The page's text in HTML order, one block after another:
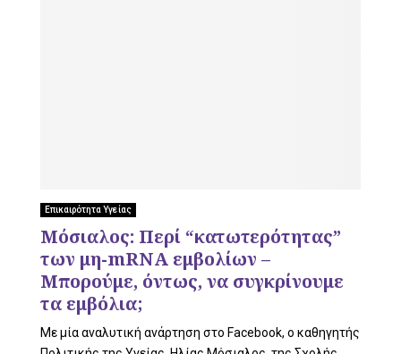
Επικαιρότητα Υγείας
Μόσιαλος: Περί “κατωτερότητας”
των μη-mRNA εμβολίων –
Μπορούμε, όντως, να συγκρίνουμε
τα εμβόλια;
Με μία αναλυτική ανάρτηση στο Facebook, ο καθηγητής